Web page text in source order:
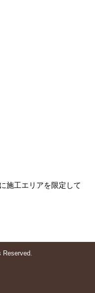
施工エリアを限定して
Reserved.